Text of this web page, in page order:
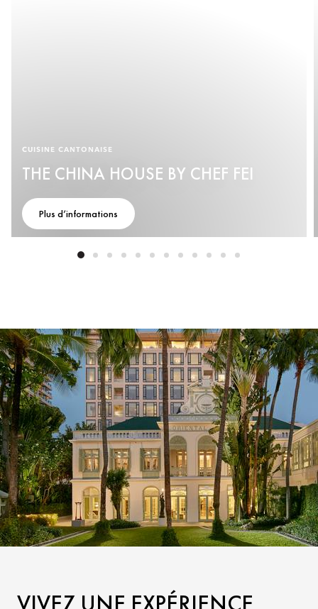
CUISINE CANTONAISE
THE CHINA HOUSE BY CHEF FEI
Plus d’informations